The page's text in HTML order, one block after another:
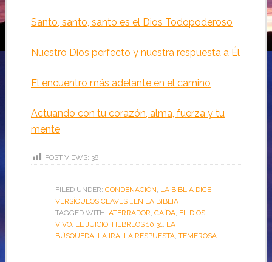
Santo, santo, santo es el Dios Todopoderoso
Nuestro Dios perfecto y nuestra respuesta a Él
El encuentro más adelante en el camino
Actuando con tu corazón, alma, fuerza y tu
mente
POST VIEWS: 38
FILED UNDER: CONDENACIÓN, LA BIBLIA DICE,
VERSÍCULOS CLAVES …EN LA BIBLIA
TAGGED WITH: ATERRADOR, CAÍDA, EL DIOS
VIVO, EL JUICIO, HEBREOS 10:31, LA
BÚSQUEDA, LA IRA, LA RESPUESTA, TEMEROSA